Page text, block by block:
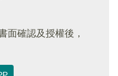
面確認及授權後，